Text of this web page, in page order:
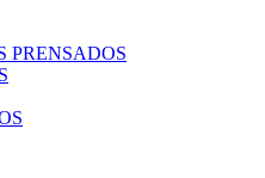
PRENSADOS